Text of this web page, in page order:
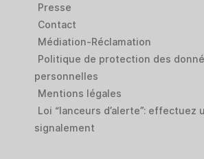
Presse
Contact
Médiation-Réclamation
Politique de protection des
personnelles
Mentions légales
Loi “lanceurs d’alerte”: effectuez
signalement